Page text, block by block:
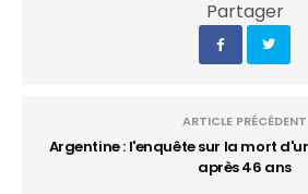
Partager
ARTICLE PRÉCÉDENT
Argentine : l'enquête sur la mort
après 46 ans